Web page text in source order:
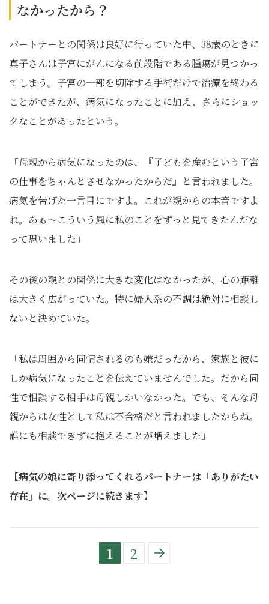
なかったから？
パートナーとの関係は良好に行っていた中、38歳のときに
真子さんは子宮にがんになる前段階である腫瘍が見つかっ
てしまう。子宮の一部を切除する手術だけで治療を終わる
ことができたが、病気になったことに加え、さらにショッ
クなことがあったという。
「母親から病気になったのは、『子どもを産むという子宮
の仕事をちゃんとさせなかったからだ』と言われました。
病気を告げた一言目にですよ。これが親からの本音ですよ
ね。あぁ～こういう風に私のことをずっと見てきたんだな
って思いました」
その後の親との関係に大きな変化はなかったが、心の距離
は大きく広がっていた。特に婦人系の不調は絶対に相談し
ないと決めていた。
「私は周囲から同情されるのも嫌だったから、家族と彼に
しか病気になったことを伝えていませんでした。だから同
性で相談する相手は母親しかいなかった。でも、そんな母
親からは女性として私は不合格だと言われましたからね。
誰にも相談できずに抱えることが増えました」
【病気の娘に寄り添ってくれるパートナーは「ありがたい
存在」に。次ページに続きます】
1 2